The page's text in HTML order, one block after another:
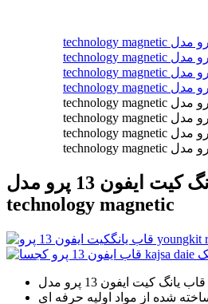
قاب یانگ کیت ایفون 13 پرو مدل
technology magnetic